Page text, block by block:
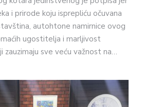
i prirode koju isprepliću očuvana
autohtone namirnice ovog
ugostitelja i marljivost
zauzimaju sve veću važnost na…